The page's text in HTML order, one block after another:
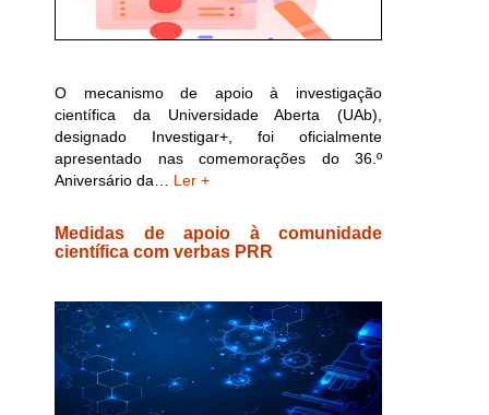
O mecanismo de apoio à investigação
científica da Universidade Aberta (UAb),
designado Investigar+, foi oficialmente
apresentado nas comemorações do 36.º
Aniversário da… Ler +
Medidas de apoio à comunidade
científica com verbas PRR